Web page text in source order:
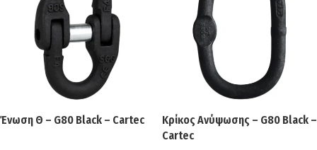
Ένωση Θ – G80 Black – Cartec
Κρίκος Ανύψωσης – G80 Black –
Cartec